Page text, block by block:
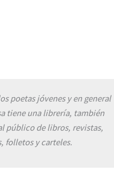
poetas jóvenes y en general
tiene una librería, también
público de libros, revistas,
folletos y carteles.